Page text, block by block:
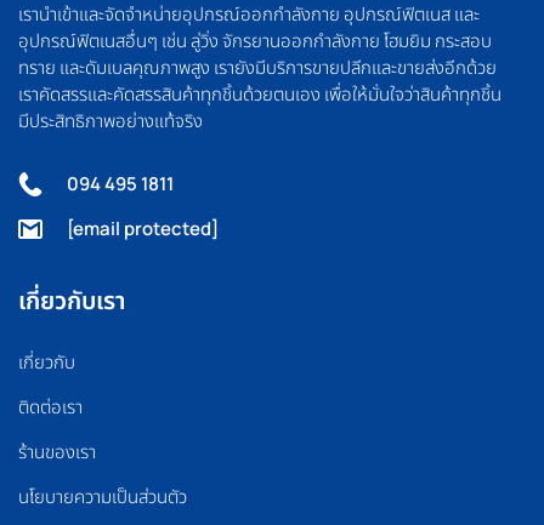
เรานำเข้าและจัดจำหน่ายอุปกรณ์ออกกำลังกาย อุปกรณ์ฟิตเนส และ
อุปกรณ์ฟิตเนสอื่นๆ เช่น ลู่วิ่ง จักรยานออกกำลังกาย โฮมยิม กระสอบ
ทราย และดัมเบลคุณภาพสูง เรายังมีบริการขายปลีกและขายส่งอีกด้วย
เราคัดสรรและคัดสรรสินค้าทุกชิ้นด้วยตนเอง เพื่อให้มั่นใจว่าสินค้าทุกชิ้น
มีประสิทธิภาพอย่างแท้จริง
094 495 1811
[email protected]
เกี่ยวกับเรา
เกี่ยวกับ
ติดต่อเรา
ร้านของเรา
นโยบายความเป็นส่วนตัว